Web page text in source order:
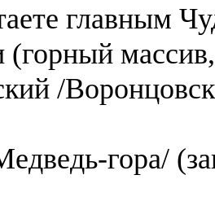
главным
/
гора/